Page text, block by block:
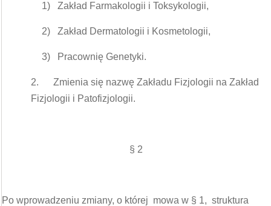
1) Zakład Farmakologii i Toksykologii,
2) Zakład Dermatologii i Kosmetologii,
3) Pracownię Genetyki.
2. Zmienia się nazwę Zakładu Fizjologii na Zakład
Fizjologii i Patofizjologii.
§ 2
Po wprowadzeniu zmiany, o której mowa w § 1, struktura